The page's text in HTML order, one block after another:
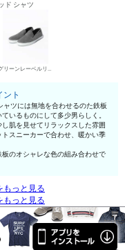
ド シャツ
グリーンレーベルリラクシング スリッポン
ント
ツには無地を合わせるのた鉄板
いるものにして多少男らしく。
肌を見せてリラックスした雰囲
スニーカーで合わせ、暖かい季
のオシャレな色の組み合わせで
もっと見る
もっと見る